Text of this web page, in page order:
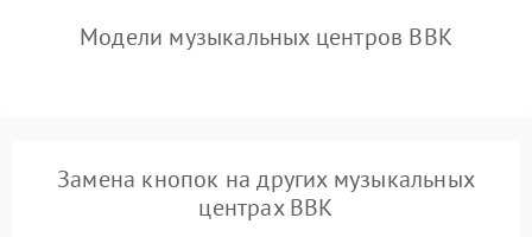
Модели музыкальных центров BBK
Замена кнопок на других музыкальных
центрах BBK